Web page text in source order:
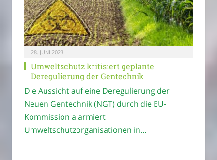
28. JUNI 2023
Umweltschutz kritisiert geplante
Deregulierung der Gentechnik
Die Aussicht auf eine Deregulierung der
Neuen Gentechnik (NGT) durch die EU-
Kommission alarmiert
Umweltschutzorganisationen in…